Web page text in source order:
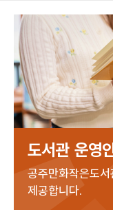
도서관 운영
공주만화작은도
제공합니다.